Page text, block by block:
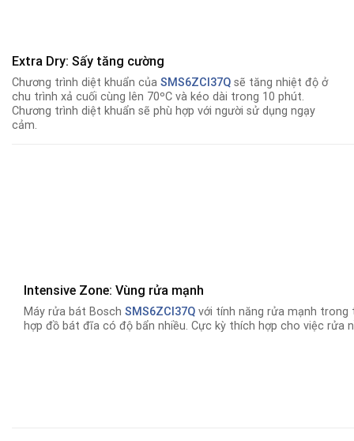
Extra Dry: Sấy tăng cường
Chương trình diệt khuẩn của SMS6ZCI37Q sẽ tăng nhiệt độ ở
chu trình xả cuối cùng lên 70ºC và kéo dài trong 10 phút.
Chương trình diệt khuẩn sẽ phù hợp với người sử dụng ngạy
cảm.
Intensive Zone: Vùng rửa mạnh
Máy rửa bát BoschSMS6ZCI37Q với tính năng rửa mạnh trong
hợp đồ bát đĩa có độ bẩn nhiều. Cực kỳ thích hợp cho việc rửa